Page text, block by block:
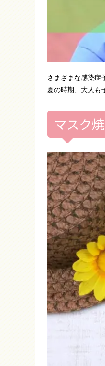
さまざまな感染症
夏の時期、大人も
マスク